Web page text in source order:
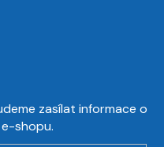
zasílat informace o
shopu.